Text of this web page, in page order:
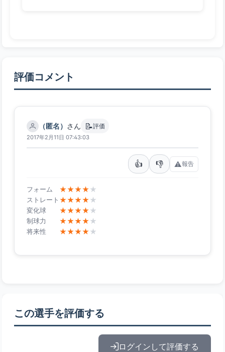
評価コメント
（匿名） さん 📝評価
2017年2月11日 07:43:03
👍 👎 ⚠️報告
フォーム ★★★★★
ストレート ★★★★★
変化球 ★★★★★
制球力 ★★★★★
将来性 ★★★★★
この選手を評価する
ログインして評価する